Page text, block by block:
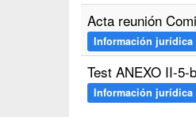
Acta reunión
Información jurídica
Test ANEXO II-5-
Información jurídica